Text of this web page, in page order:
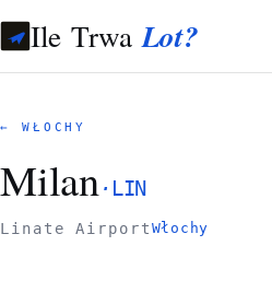
Ile TrwaLot?
← WŁOCHY
Milan· LIN
Linate Airport Włochy